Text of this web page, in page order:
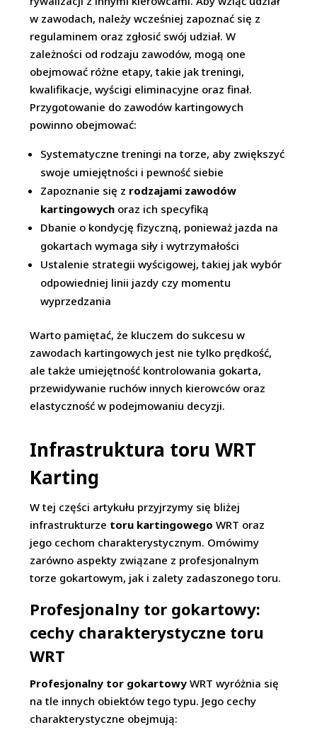
w zawodach, należy wcześniej zapoznać się z
regulaminem oraz zgłosić swój udział. W
zależności od rodzaju zawodów, mogą one
obejmować różne etapy, takie jak treningi,
kwalifikacje, wyścigi eliminacyjne oraz finał.
Przygotowanie do zawodów kartingowych
powinno obejmować:
Systematyczne treningi na torze, aby zwiększyć
swoje umiejętności i pewność siebie
Zapoznanie się z rodzajami zawodów
kartingowych oraz ich specyfiką
Dbanie o kondycję fizyczną, ponieważ jazda na
gokartach wymaga siły i wytrzymałości
Ustalenie strategii wyścigowej, takiej jak wybór
odpowiedniej linii jazdy czy momentu
wyprzedzania
Warto pamiętać, że kluczem do sukcesu w
zawodach kartingowych jest nie tylko prędkość,
ale także umiejętność kontrolowania gokarta,
przewidywanie ruchów innych kierowców oraz
elastyczność w podejmowaniu decyzji.
Infrastruktura toru WRT
Karting
W tej części artykułu przyjrzymy się bliżej
infrastrukturze toru kartingowego WRT oraz
jego cechom charakterystycznym. Omówimy
zarówno aspekty związane z profesjonalnym
torze gokartowym, jak i zalety zadaszonego toru.
Profesjonalny tor gokartowy:
cechy charakterystyczne toru
WRT
Profesjonalny tor gokartowy WRT wyróżnia się
na tle innych obiektów tego typu. Jego cechy
charakterystyczne obejmują: